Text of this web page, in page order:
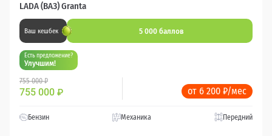
LADA (ВАЗ) Granta
Ваш кешбек 5 000 баллов
Есть предложение?
Улучшим!
755 000 ₽
755 000 ₽ от 6 200 ₽/мес
Бензин Механика Передний